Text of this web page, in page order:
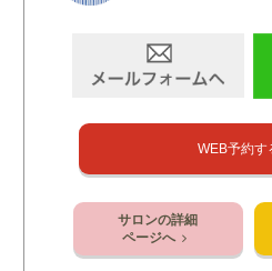
WEB予約す
サロンの詳細
ページへ